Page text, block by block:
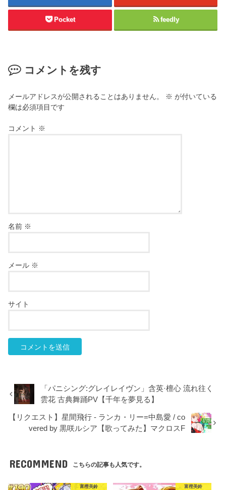
Pocket feedly
コメントを残す
メールアドレスが公開されることはありません。 ※ が付いている
欄は必須項目です
コメント ※
名前 ※
メール ※
サイト
「パニシング:グレイレイヴン」含英·檀心 流れ往く
雲花 古典舞踊PV【千年を夢見る】
【リクエスト】星間飛行 - ランカ・リー=中島愛 / co
vered by 黒咲ルシア【歌ってみた】マクロスF
RECOMMEND こちらの記事も人気です。
富樫美鈴 富樫美鈴